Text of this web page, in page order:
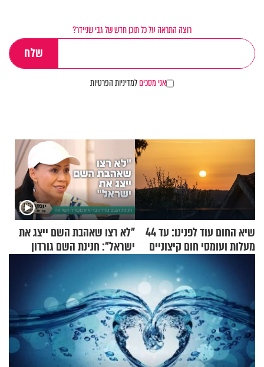
רוצה התראה על כל תוכן חדש של גבי שניידר?
אני מסכיםלמדיניות הפרטיות
שיא החום עוד לפנינו: עד 44
מעלות ועומסי חום קיצוניים
"לא רצו שאהבת השם ייצג את
ישראל": חנינת השם גורדון
בריאיון מעורר השראה